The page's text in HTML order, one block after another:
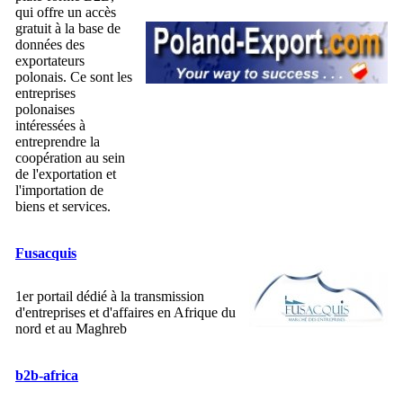
qui offre un accès
gratuit à la base de
données des
exportateurs
polonais. Ce sont les
entreprises
polonaises
intéressées à
entreprendre la
coopération au sein
de l'exportation et
l'importation de
biens et services.
Fusacquis
1er portail dédié à la transmission
d'entreprises et d'affaires en Afrique du
nord et au Maghreb
b2b-africa